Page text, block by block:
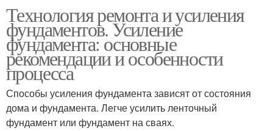
Технология ремонта и усиления
фундаментов. Усиление
фундамента: основные
рекомендации и особенности
процесса
Способы усиления фундамента зависят от состояния
дома и фундамента. Легче усилить ленточный
фундамент или фундамент на сваях.